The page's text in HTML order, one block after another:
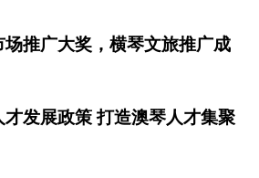
推广大奖，横琴文旅推广成
发展政策 打造澳琴人才集聚